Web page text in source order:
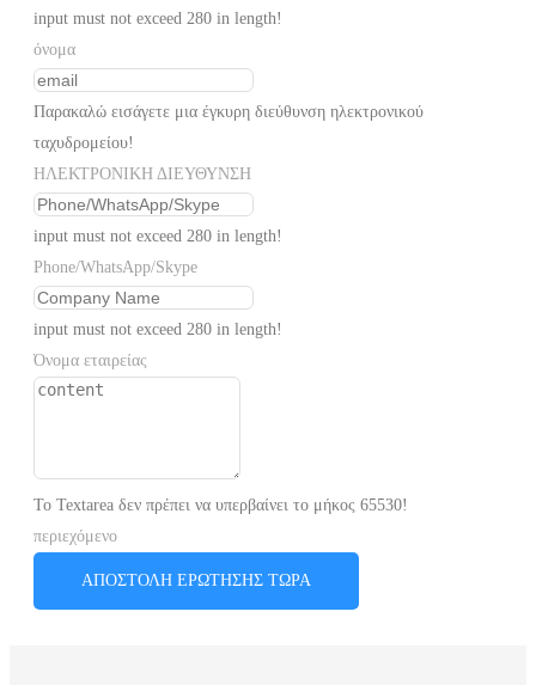
input must not exceed 280 in length!
όνομα
Παρακαλώ εισάγετε μια έγκυρη διεύθυνση ηλεκτρονικού
ταχυδρομείου!
ΗΛΕΚΤΡΟΝΙΚΗ ΔΙΕΥΘΥΝΣΗ
input must not exceed 280 in length!
Phone/WhatsApp/Skype
input must not exceed 280 in length!
Όνομα εταιρείας
Το Textarea δεν πρέπει να υπερβαίνει το μήκος 65530!
περιεχόμενο
ΑΠΟΣΤΟΛΉ ΕΡΏΤΗΣΗΣ ΤΏΡΑ